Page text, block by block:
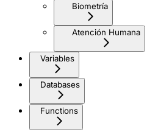
Biometría
Atención Humana
Variables
Databases
Functions